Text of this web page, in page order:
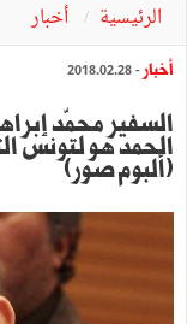
الرئيسية أخبار
أخبار - 2018.02.28
السفير محمّد
الحمد هو لتونس
(ألبوم صور)